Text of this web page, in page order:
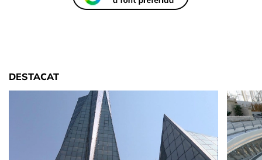
DESTACAT